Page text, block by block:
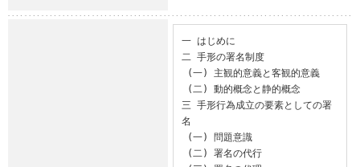
一 はじめに
二 手形の署名制度
三 手形行為成立の要素としての署
名